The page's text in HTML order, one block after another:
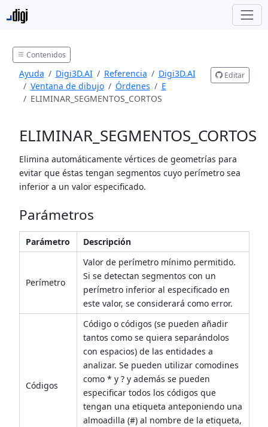
Contenidos
Ayuda Digi3D.AI Referencia
Digi3D.AI
Ventana de dibujo
Órdenes
E
ELIMINAR_SEGMENTOS_CORTOS
Editar
ELIMINAR_SEGMENTOS_CORTOS
Elimina automáticamente vértices de geometrías para
evitar que éstas tengan segmentos cuyo perímetro sea
inferior a un valor especificado.
Parámetros
Parámetro Descripción
Perímetro
Valor de perímetro mínimo permitido.
Si se detectan segmentos con un
perímetro inferior al especificado en
este valor, se considerará como error.
Códigos
Código o códigos (se pueden añadir
tantos como se quiera separándolos
con espacios) de las entidades a
analizar. Se pueden utilizar comodines
como * y ? y además se pueden
especificar todos los códigos que
tengan una etiqueta anteponiendo una
almoadilla (#) al nombre de la etiqueta,